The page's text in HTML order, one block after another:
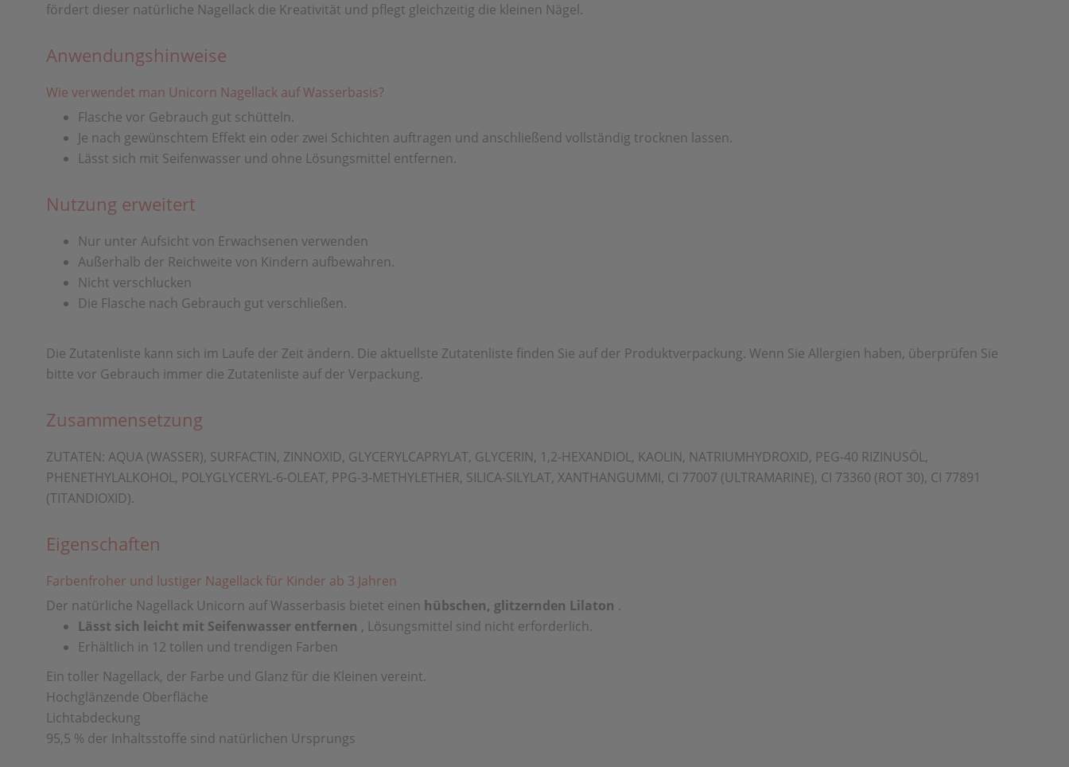
fördert dieser natürliche Nagellack die Kreativität und pflegt gleichzeitig die kleinen Nägel.
Anwendungshinweise
Wie verwendet man Unicorn Nagellack auf Wasserbasis?
Flasche vor Gebrauch gut schütteln.
Je nach gewünschtem Effekt ein oder zwei Schichten auftragen und anschließend vollständig trocknen lassen.
Lässt sich mit Seifenwasser und ohne Lösungsmittel entfernen.
Nutzung erweitert
Nur unter Aufsicht von Erwachsenen verwenden
Außerhalb der Reichweite von Kindern aufbewahren.
Nicht verschlucken
Die Flasche nach Gebrauch gut verschließen.
Die Zutatenliste kann sich im Laufe der Zeit ändern. Die aktuellste Zutatenliste finden Sie auf der Produktverpackung. Wenn Sie Allergien haben, überprüfen Sie
bitte vor Gebrauch immer die Zutatenliste auf der Verpackung.
Zusammensetzung
ZUTATEN: AQUA (WASSER), SURFACTIN, ZINNOXID, GLYCERYLCAPRYLAT, GLYCERIN, 1,2-HEXANDIOL, KAOLIN, NATRIUMHYDROXID, PEG-40 RIZINUSÖL,
PHENETHYLALKOHOL, POLYGLYCERYL-6-OLEAT, PPG-3-METHYLETHER, SILICA-SILYLAT, XANTHANGUMMI, CI 77007 (ULTRAMARINE), CI 73360 (ROT 30), CI 77891
(TITANDIOXID).
Eigenschaften
Farbenfroher und lustiger Nagellack für Kinder ab 3 Jahren
Der natürliche Nagellack Unicorn auf Wasserbasis bietet einen hübschen, glitzernden Lilaton .
Lässt sich leicht mit Seifenwasser entfernen , Lösungsmittel sind nicht erforderlich.
Erhältlich in 12 tollen und trendigen Farben
Ein toller Nagellack, der Farbe und Glanz für die Kleinen vereint.
Hochglänzende Oberfläche
Lichtabdeckung
95,5 % der Inhaltsstoffe sind natürlichen Ursprungs